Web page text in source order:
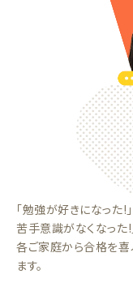
「勉強が好きになった!
苦手意識がなくなった!
各ご家庭から合格を喜
ます。